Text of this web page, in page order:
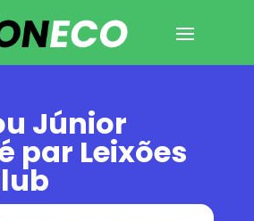
Júnior
par Leixões